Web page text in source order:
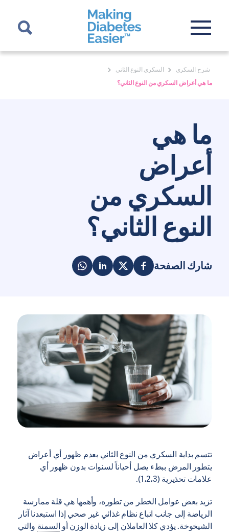
شرح السكري
السكري النوع الثاني
ما هي أعراض السكري من النوع الثاني؟
ما هي
أعراض
السكري من
النوع الثاني؟
شارك الصفحة
تتسم بداية السكري من النوع الثاني بعدم ظهور أي أعراض
يتطور المرض ببطء يصل أحياناً لسنوات بدون ظهور أي
علامات تحذيرية (1،2،3).
تزيد بعض عوامل الخطر من تطوره، وأهمها هي قلة ممارسة
الرياضة إلى جانب اتباع نظام غذائي غير صحي إذا استبعدنا آثار
الشيخوخة. يؤدي كلا العاملان إلى زيادة الوزن أو السمنة والتي